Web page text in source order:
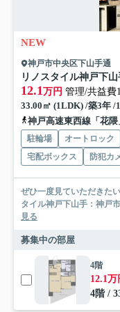
NEW
神戸市中央区下山手通
リノスタイル神戸下山
12.1 万円 管理/共益費
33.00㎡ (1LDK) /築3年 /
神戸高速東西線「花
駐輪場 オートロック
宅配ボックス
防犯カ
ぜひ一度見ていただきた
タイル神戸下山手：神戸
見る
募集中の部屋
4階
12.1万
4階 /